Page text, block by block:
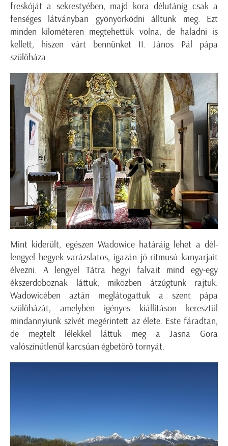
freskóját a sekrestyében, majd kora délutánig csak a
fenséges látványban gyönyörködni álltunk meg. Ezt
minden kilométeren megtehettük volna, de haladni is
kellett, hiszen várt bennünket II. János Pál pápa
szülőháza.
Mint kiderült, egészen Wadowice határáig lehet a dél-
lengyel hegyek varázslatos, igazán jó ritmusú kanyarjait
élvezni. A lengyel Tátra hegyi falvait mind egy-egy
ékszerdoboznak láttuk, miközben átzúgtunk rajtuk.
Wadowicében aztán meglátogattuk a szent pápa
szülőházát, amelyben igényes kiállításon keresztül
mindannyiunk szívét megérintett az élete. Este fáradtan,
de megtelt lélekkel láttuk meg a Jasna Gora
valószínűtlenül karcsúan égbetörő tornyát.